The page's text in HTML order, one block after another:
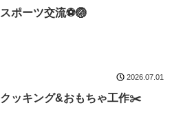
スポーツ交流⚽️🏐
2026.07.01
クッキング&おもちゃ工作✂️